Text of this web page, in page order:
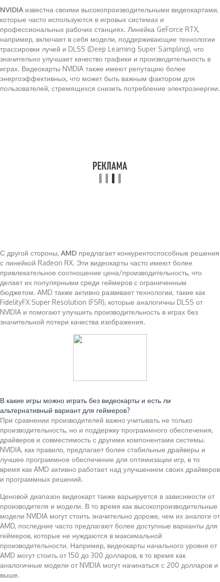
NVIDIA известна своими высокопроизводительными видеокартами,
которые часто используются в игровых системах и
профессиональных рабочих станциях. Линейка GeForce RTX,
например, включает в себя модели, поддерживающие технологии
трассировки лучей и DLSS (Deep Learning Super Sampling), что
значительно улучшает качество графики и производительность в
играх. Видеокарты NVIDIA также имеют репутацию более
энергоэффективных, что может быть важным фактором для
пользователей, стремящихся снизить потребление электроэнергии.
С другой стороны, AMD предлагает конкурентоспособные решения
с линейкой Radeon RX. Эти видеокарты часто имеют более
привлекательное соотношение цена/производительность, что
делает их популярными среди геймеров с ограниченным
бюджетом. AMD также активно развивает технологии, такие как
FidelityFX Super Resolution (FSR), которые аналогичны DLSS от
NVIDIA и помогают улучшить производительность в играх без
значительной потери качества изображения.
В какие игры можно играть без видеокарты и есть ли
альтернативный вариант для геймеров?
При сравнении производителей важно учитывать не только
производительность, но и поддержку программного обеспечения,
драйверов и совместимость с другими компонентами системы.
NVIDIA, как правило, предлагает более стабильные драйверы и
лучшее программное обеспечение для оптимизации игр, в то
время как AMD активно работает над улучшением своих драйверов
и программных решений.
Ценовой диапазон видеокарт также варьируется в зависимости от
производителя и модели. В то время как высокопроизводительные
модели NVIDIA могут стоить значительно дороже, чем их аналоги от
AMD, последние часто предлагают более доступные варианты для
геймеров, которые не нуждаются в максимальной
производительности. Например, видеокарты начального уровня от
AMD могут стоить от 150 до 300 долларов, в то время как
аналогичные модели от NVIDIA могут начинаться с 200 долларов и
выше.